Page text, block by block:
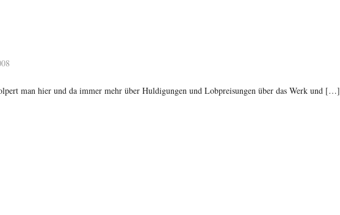
man hier und da immer mehr über Huldigungen und Lobpreisungen über das Werk und […]